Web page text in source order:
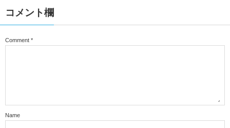
コメント欄
Comment *
Name